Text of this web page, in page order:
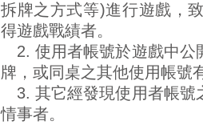
拆牌之方式等)進行遊戲，
得遊戲戰績者。
2. 使用者帳號於遊戲中公
牌，或同桌之其他使用帳號
3. 其它經發現使用者帳號
情事者。